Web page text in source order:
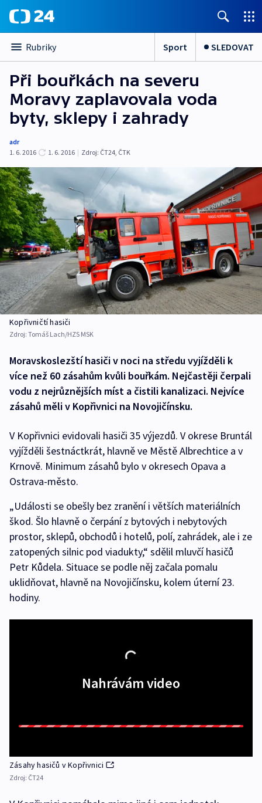
Rubriky Sport SLEDOVAT
Při bouřkách na severu
Moravy zaplavovala voda
byty, sklepy i zahrady
adr
1. 6. 2016
1. 6. 2016 | Zdroj: ČT24, ČTK
Kopřivničtí hasiči
Zdroj: Tomáš Lach/HZS MSK
Moravskoslezští hasiči v noci na středu vyjížděli k
více než 60 zásahům kvůli bouřkám. Nejčastěji čerpali
vodu z nejrůznějších míst a čistili kanalizaci. Nejvíce
zásahů měli v Kopřivnici na Novojičínsku.
V Kopřivnici evidovali hasiči 35 výjezdů. V okrese Bruntál
vyjížděli šestnáctkrát, hlavně ve Městě Albrechtice a v
Krnově. Minimum zásahů bylo v okresech Opava a
Ostrava-město.
„Události se obešly bez zranění i větších materiálních
škod. Šlo hlavně o čerpání z bytových i nebytových
prostor, sklepů, obchodů i hotelů, polí, zahrádek, ale i ze
zatopených silnic pod viadukty,“ sdělil mluvčí hasičů
Petr Kůdela. Situace se podle něj začala pomalu
uklidňovat, hlavně na Novojičínsku, kolem úterní 23.
hodiny.
Nahrávám video
Zásahy hasičů v Kopřivnici
Zdroj: ČT24